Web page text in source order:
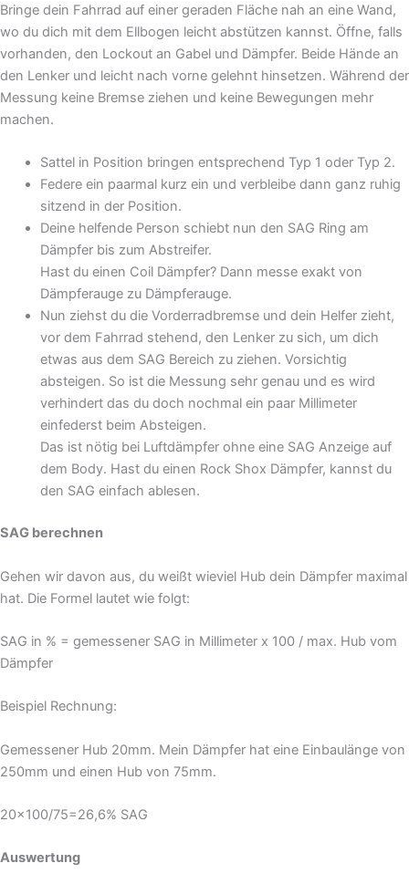
Bringe dein Fahrrad auf einer geraden Fläche nah an eine Wand,
wo du dich mit dem Ellbogen leicht abstützen kannst. Öffne, falls
vorhanden, den Lockout an Gabel und Dämpfer. Beide Hände an
den Lenker und leicht nach vorne gelehnt hinsetzen. Während der
Messung keine Bremse ziehen und keine Bewegungen mehr
machen.
Sattel in Position bringen entsprechend Typ 1 oder Typ 2.
Federe ein paarmal kurz ein und verbleibe dann ganz ruhig
sitzend in der Position.
Deine helfende Person schiebt nun den SAG Ring am
Dämpfer bis zum Abstreifer.
Hast du einen Coil Dämpfer? Dann messe exakt von
Dämpferauge zu Dämpferauge.
Nun ziehst du die Vorderradbremse und dein Helfer zieht,
vor dem Fahrrad stehend, den Lenker zu sich, um dich
etwas aus dem SAG Bereich zu ziehen. Vorsichtig
absteigen. So ist die Messung sehr genau und es wird
verhindert das du doch nochmal ein paar Millimeter
einfederst beim Absteigen.
Das ist nötig bei Luftdämpfer ohne eine SAG Anzeige auf
dem Body. Hast du einen Rock Shox Dämpfer, kannst du
den SAG einfach ablesen.
SAG berechnen
Gehen wir davon aus, du weißt wieviel Hub dein Dämpfer maximal
hat. Die Formel lautet wie folgt:
SAG in % = gemessener SAG in Millimeter x 100 / max. Hub vom
Dämpfer
Beispiel Rechnung:
Gemessener Hub 20mm. Mein Dämpfer hat eine Einbaulänge von
250mm und einen Hub von 75mm.
20×100/75=26,6% SAG
Auswertung